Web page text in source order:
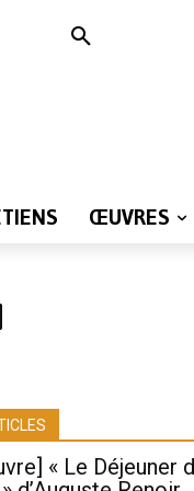
ŒUVRES
« Le Déjeuner